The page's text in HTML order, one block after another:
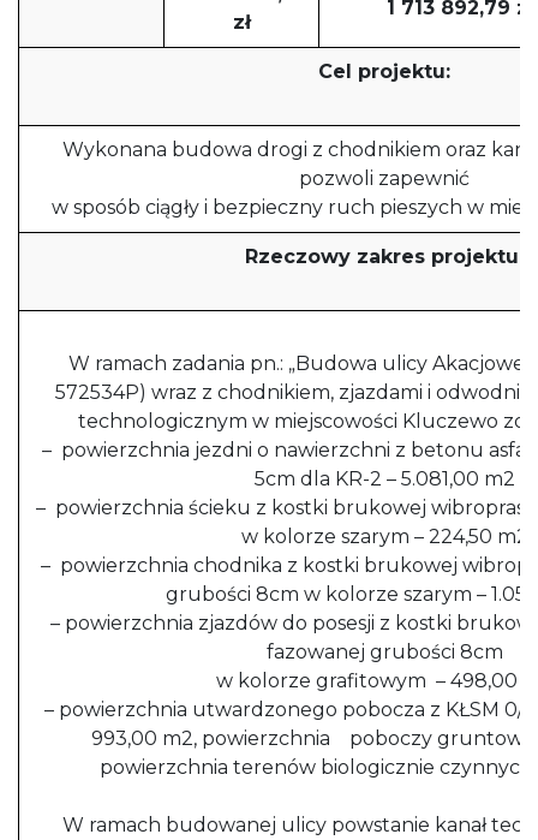
zł
1 713 892,79 zł
Cel projektu:
Wykonana budowa drogi z chodnikiem oraz
pozwoli zapewnić
w sposób ciągły i bezpieczny ruch pieszych w
Rzeczowy zakres projektu:
W ramach zadania pn.: „Budowa ulicy
572534P) wraz z chodnikiem, zjazdami i
technologicznym w miejscowości Kluczewo
– powierzchnia jezdni o nawierzchni z betonu
5cm dla KR-2 – 5.081,00 m2
– powierzchnia ścieku z kostki brukowej
w kolorze szarym – 224,50 m2
– powierzchnia chodnika z kostki brukowej
grubości 8cm w kolorze szarym –
– powierzchnia zjazdów do posesji z kostki
fazowanej grubości 8cm
w kolorze grafitowym – 498,00
– powierzchnia utwardzonego pobocza z KŁSM 0/
993,00 m2, powierzchnia poboczy
powierzchnia terenów biologicznie czynnych
W ramach budowanej ulicy powstanie kanał